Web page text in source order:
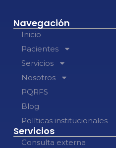
Navegación
Inicio
Pacientes
Servicios
Nosotros
PQRFS
Blog
Políticas institucionales
Servicios
Consulta externa